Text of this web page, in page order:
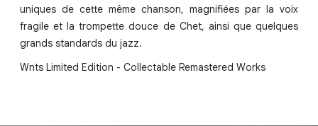
uniques de cette même chanson, magnifiées par la voix
fragile et la trompette douce de Chet, ainsi que quelques
grands standards du jazz.
Wnts Limited Edition - Collectable Remastered Works